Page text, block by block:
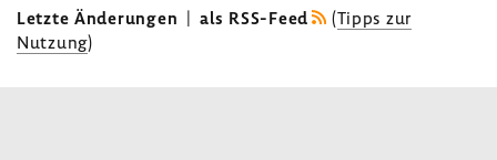
Letzte Änderungen | als RSS-Feed (Tipps zur
Nutzung)